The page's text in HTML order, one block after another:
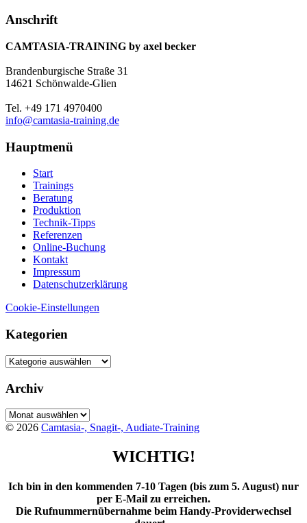
Anschrift
CAMTASIA-TRAINING by axel becker
Brandenburgische Straße 31
14621 Schönwalde-Glien
Tel. +49 171 4970400
info@camtasia-training.de
Hauptmenü
Start
Trainings
Beratung
Produktion
Technik-Tipps
Referenzen
Online-Buchung
Kontakt
Impressum
Datenschutzerklärung
Cookie-Einstellungen
Kategorien
Kategorien
Archiv
Archiv
© 2026 Camtasia-, Snagit-, Audiate-Training
WICHTIG!
Ich bin in den kommenden 7-10 Tagen (bis zum 5. August) nur
per E-Mail zu erreichen.
Die Rufnummernübernahme beim Handy-Providerwechsel